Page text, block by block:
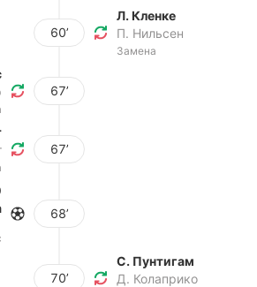
60’
Л. Кленке
П. Нильсен
Замена
67’
67’
68’
70’
С. Пунтигам
Д. Колаприко